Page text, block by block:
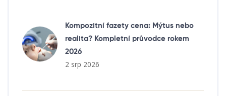
Kompozitní fazety cena: Mýtus nebo
realita? Kompletní průvodce rokem
2026
2 srp 2026